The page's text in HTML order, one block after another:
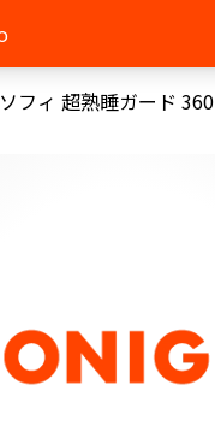
ソフィ 超熟睡ガード 360